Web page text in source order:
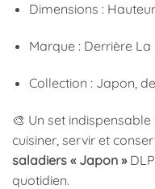
Dimensions :
Marque : Derrière La
Collection : Japon,
🎨 Un set
cuisiner, servir et
saladiers « Japon »
quotidien.